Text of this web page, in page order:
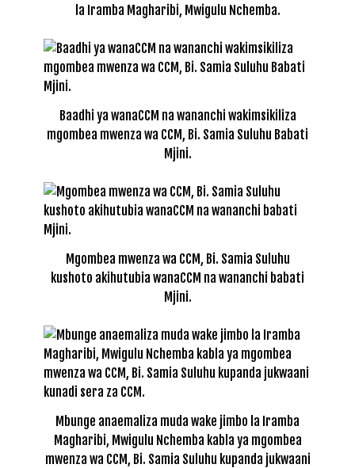
la Iramba Magharibi, Mwigulu Nchemba.
Baadhi ya wanaCCM na wananchi wakimsikiliza
mgombea mwenza wa CCM, Bi. Samia Suluhu Babati
Mjini.
Mgombea mwenza wa CCM, Bi. Samia Suluhu
kushoto akihutubia wanaCCM na wananchi babati
Mjini.
Mbunge anaemaliza muda wake jimbo la Iramba
Magharibi, Mwigulu Nchemba kabla ya mgombea
mwenza wa CCM, Bi. Samia Suluhu kupanda jukwaani